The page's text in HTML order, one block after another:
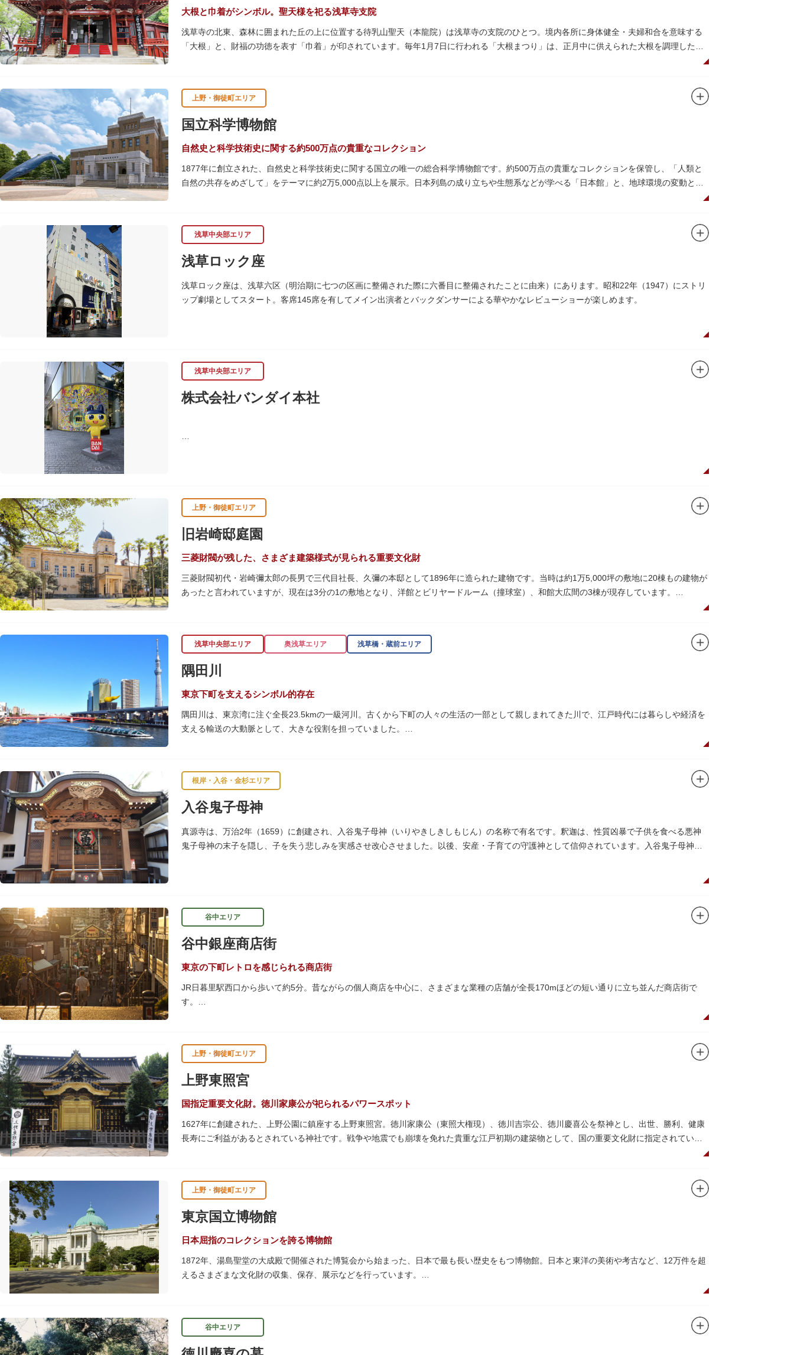
大根と巾着がシンボル。聖天様を祀る浅草寺支院
浅草寺の北東、森林に囲まれた丘の上に位置する待乳山聖天（本龍院）は浅草寺の支院のひとつ。境内各所に身体健全・夫婦和合を意味する
「大根」と、財福の功徳を表す「巾着」が印されています。毎年1月7日に行われる「大根まつり」は、正月中に供えられた大根を調理した風
毎朝本堂で執り行われている「浴油祈祷（よくゆきとう）」は、聖天様を供養する最高の祈祷法。心願成就の力があると考えられており、依
頼すると7日間毎朝祈祷していただけます。また、浅草名所七福神のひとつとしても知られ、毘沙門天が祀られています。
上野・御徒町エリア
国立科学博物館
自然史と科学技術史に関する約500万点の貴重なコレクション
1877年に創立された、自然史と科学技術史に関する国立の唯一の総合科学博物館です。約500万点の貴重なコレクションを保管し、「人類と
自然の共存をめざして」をテーマに約2万5,000点以上を展示。日本列島の成り立ちや生態系などが学べる「日本館」と、地球環境の変動と生
の地球の100万分の1の大きさ）のドームの内側すべてがスクリーンになっている世界初のシアターで、月ごとに変わるオリジナル映像を上映
しています。
楽しみながら学習できるイベント企画や、恐竜をはじめとした様々な実物標本、子ども向けのコーナーもあり、お子様連れでも楽しめる博物
館です。
また、国立科学博物館では、日本およびアジアにおける科学系博物館の中核施設として、調査研究、標本資料の収集・保管・活用、展示・学
浅草中央部エリア
浅草ロック座
浅草ロック座は、浅草六区（明治期に七つの区画に整備された際に六番目に整備されたことに由来）にあります。昭和22年（1947）にストリ
ップ劇場としてスタート。客席145席を有してメイン出演者とバックダンサーによる華やかなレビューショーが楽しめます。
浅草中央部エリア
株式会社バンダイ本社
上野・御徒町エリア
旧岩崎邸庭園
三菱財閥が残した、さまざま建築様式が見られる重要文化財
三菱財閥初代・岩崎彌太郎の長男で三代目社長、久彌の本邸として1896年に造られた建物です。当時は約1万5,000坪の敷地に20棟もの建物が
あったと言われていますが、現在は3分の1の敷地となり、洋館とビリヤードルーム（撞球室）、和館大広間の3棟が現存しています。
鹿鳴館の建築家として知られるジョサイア・コンドルによって設計された西洋木造建築の洋館で、館内の随所に見事なジャコビアン様式の装
飾が施されています。
【撞球室】
当時の日本では非常に珍しいスイスの山小屋風の撞球室（ビリヤード場）で、洋館から地下道でつながっています。通常は非公開ですが、毎
【和館大広間】
一度にさまざま建築様式が見られるとあって見ごたえ抜群。大名庭園の形式を一部踏襲している広大な庭は、建築様式同様に和洋併置式とさ
れ、「芝庭」をもつ近代庭園の初期の形を残しています。江戸時代の石碑や手水鉢、庭石などが見られ、煉瓦塀を含めた敷地全体が重要文化
浅草中央部エリア 奥浅草エリア 浅草橋・蔵前エリア
隅田川
東京下町を支えるシンボル的存在
隅田川は、東京湾に注ぐ全長23.5kmの一級河川。古くから下町の人々の生活の一部として親しまれてきた川で、江戸時代には暮らしや経済を
支える輸送の大動脈として、大きな役割を担っていました。
す。
川沿いには「隅田川テラス」と呼ばれる遊歩道も整備されています。心地よい風に吹かれながら、緑化が施された遊歩道で散歩やジョギング
を楽しんだ後は、オープンカフェでほっと一息つくのもおすすめです。
隅田川にかかる橋々も、それぞれ特徴的な形をしていて見応えは抜群。せっかくなら水上バスに乗船して、優雅に観察してみてはいかがでし
ょうか。
根岸・入谷・金杉エリア
入谷鬼子母神
真源寺は、万治2年（1659）に創建され、入谷鬼子母神（いりやきしきしもじん）の名称で有名です。釈迦は、性質凶暴で子供を食べる悪神
鬼子母神の末子を隠し、子を失う悲しみを実感させ改心させました。以後、安産・子育ての守護神として信仰されています。入谷鬼子母神で
谷中エリア
谷中銀座商店街
東京の下町レトロを感じられる商店街
JR日暮里駅西口から歩いて約5分。昔ながらの個人商店を中心に、さまざまな業種の店舗が全長170mほどの短い通りに立ち並んだ商店街で
す。
谷中銀座商店街は1945年頃に自然発生的に生まれ、現在の近隣型商店街へと発展。昭和の懐かしい商店街の景観を見ることができます。東京
の下町レトロを感じられるスポットとして、近隣住民だけではなく、国内外から多くの観光客が訪れ、買い物や散策を楽しんでいます。
上野・御徒町エリア
上野東照宮
国指定重要文化財。徳川家康公が祀られるパワースポット
1627年に創建された、上野公園に鎮座する上野東照宮。徳川家康公（東照大権現）、徳川吉宗公、徳川慶喜公を祭神とし、出世、勝利、健康
長寿にご利益があるとされている神社です。戦争や地震でも崩壊を免れた貴重な江戸初期の建築物として、国の重要文化財に指定されていま
贅沢に金箔が使われた豪華絢爛な金色殿（社殿）などの建造物は、三代将軍・徳川家光公が、日光東照宮までお参りに行けない江戸の人々の
ために建てられたそう。社殿内部は文化財保護のため通常は非公開ですが、特別公開が実施されることもあるので、拝観を申し込んでみては
いかがでしょうか。
授与所では、期間・数量限定のお守りや御朱印も授与されているので要チェック。手塚治虫のユニコのお守りなど愛らしいものがあります
上野・御徒町エリア
東京国立博物館
日本屈指のコレクションを誇る博物館
1872年、湯島聖堂の大成殿で開催された博覧会から始まった、日本で最も長い歴史をもつ博物館。日本と東洋の美術や考古など、12万件を超
えるさまざまな文化財の収集、保存、展示などを行っています。
帝冠様式の代表的建築物である本館をはじめとする6つの展示館（資料館）からなり、89件の国宝を所蔵。常に貴重な文化財を公開し、講座や
てみてはいかがでしょうか。
吹き抜けのエントランスに大理石の大階段がある本館では、壁時計やステンドグラスなど格調高い内部装飾にも注目してみてください。初め
谷中エリア